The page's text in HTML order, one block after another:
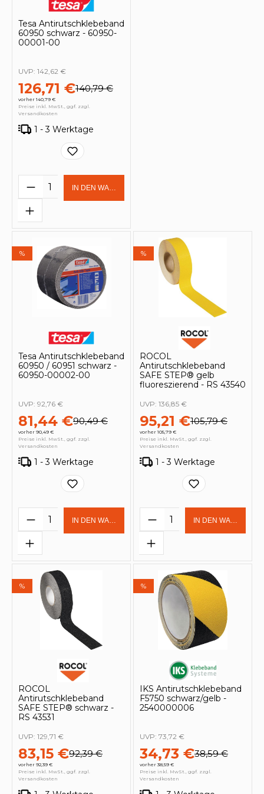
Tesa Antirutschklebeband
60950 schwarz - 60950-
00001-00
126,71 €140,79 €
vorher 140,79 €
UVP: 142,62 €
Preise inkl. MwSt., ggf. zzgl.
Versandkosten
1 - 3 Werktage
Produkt Anzahl: Gib den
IN DEN WARENKORB
%
Tesa Antirutschklebeband
60950 / 60951 schwarz -
60950-00002-00
81,44 €90,49 €
vorher 90,49 €
UVP: 92,76 €
Preise inkl. MwSt., ggf. zzgl.
Versandkosten
1 - 3 Werktage
Produkt Anzahl: Gib den
IN DEN WARENKORB
%
ROCOL
Antirutschklebeband
SAFE STEP® gelb
fluoreszierend - RS 43540
95,21 €105,79 €
vorher 105,79 €
UVP: 136,85 €
Preise inkl. MwSt., ggf. zzgl.
Versandkosten
1 - 3 Werktage
Produkt Anzahl:
IN DEN
%
ROCOL
Antirutschklebeband
SAFE STEP® schwarz -
RS 43531
83,15 €92,39 €
vorher 92,39 €
UVP: 129,71 €
Preise inkl. MwSt., ggf. zzgl.
Versandkosten
%
IKS Antirutschklebeband
F5750 schwarz/gelb -
2540000006
34,73 €38,59 €
vorher 38,59 €
UVP: 73,72 €
Preise inkl. MwSt., ggf. zzgl.
Versandkosten